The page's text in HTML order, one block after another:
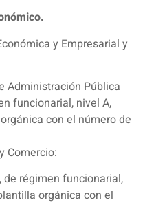
y Empresarial y
Administración Pública
funcionarial, nivel A,
con el número de
Comercio:
de régimen funcionarial,
orgánica con el